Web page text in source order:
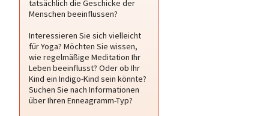
tatsächlich die Geschicke der
Menschen beeinflussen?
Interessieren Sie sich vielleicht
für Yoga? Möchten Sie wissen,
wie regelmäßige Meditation Ihr
Leben beeinflusst? Oder ob Ihr
Kind ein Indigo-Kind sein könnte?
Suchen Sie nach Informationen
über Ihren Enneagramm-Typ?